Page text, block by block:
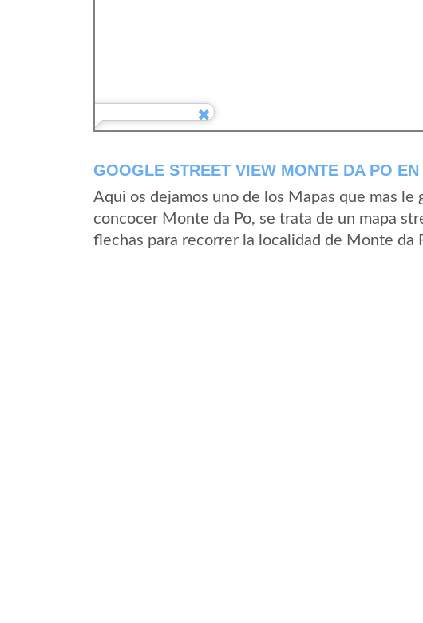
GOOGLE STREET VIEW MONTE DA PO
Aqui os dejamos uno de los Mapas que mas le
concocer Monte da Po, se trata de un mapa
flechas para recorrer la localidad de Monte da